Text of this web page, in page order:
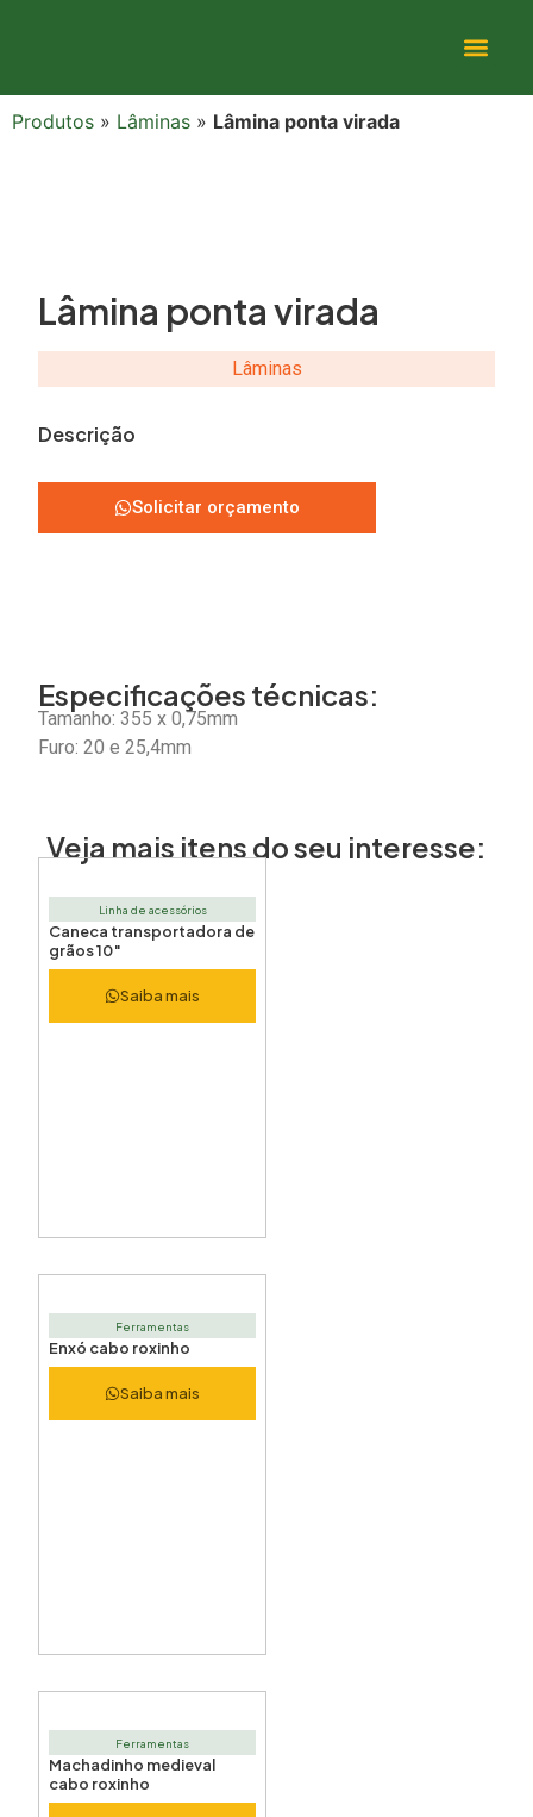
Produtos » Lâminas » Lâmina ponta virada
Lâmina ponta virada
Lâminas
Descrição
Solicitar orçamento
Especificações técnicas:
Tamanho: 355 x 0,75mm
Furo: 20 e 25,4mm
Veja mais itens do seu interesse:
Linha de acessórios
Caneca transportadora de
grãos 10″
Saiba mais
Ferramentas
Enxó cabo roxinho
Saiba mais
Ferramentas
Machadinho medieval
cabo roxinho